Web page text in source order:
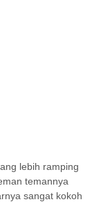
lebih ramping
temannya
sangat kokoh